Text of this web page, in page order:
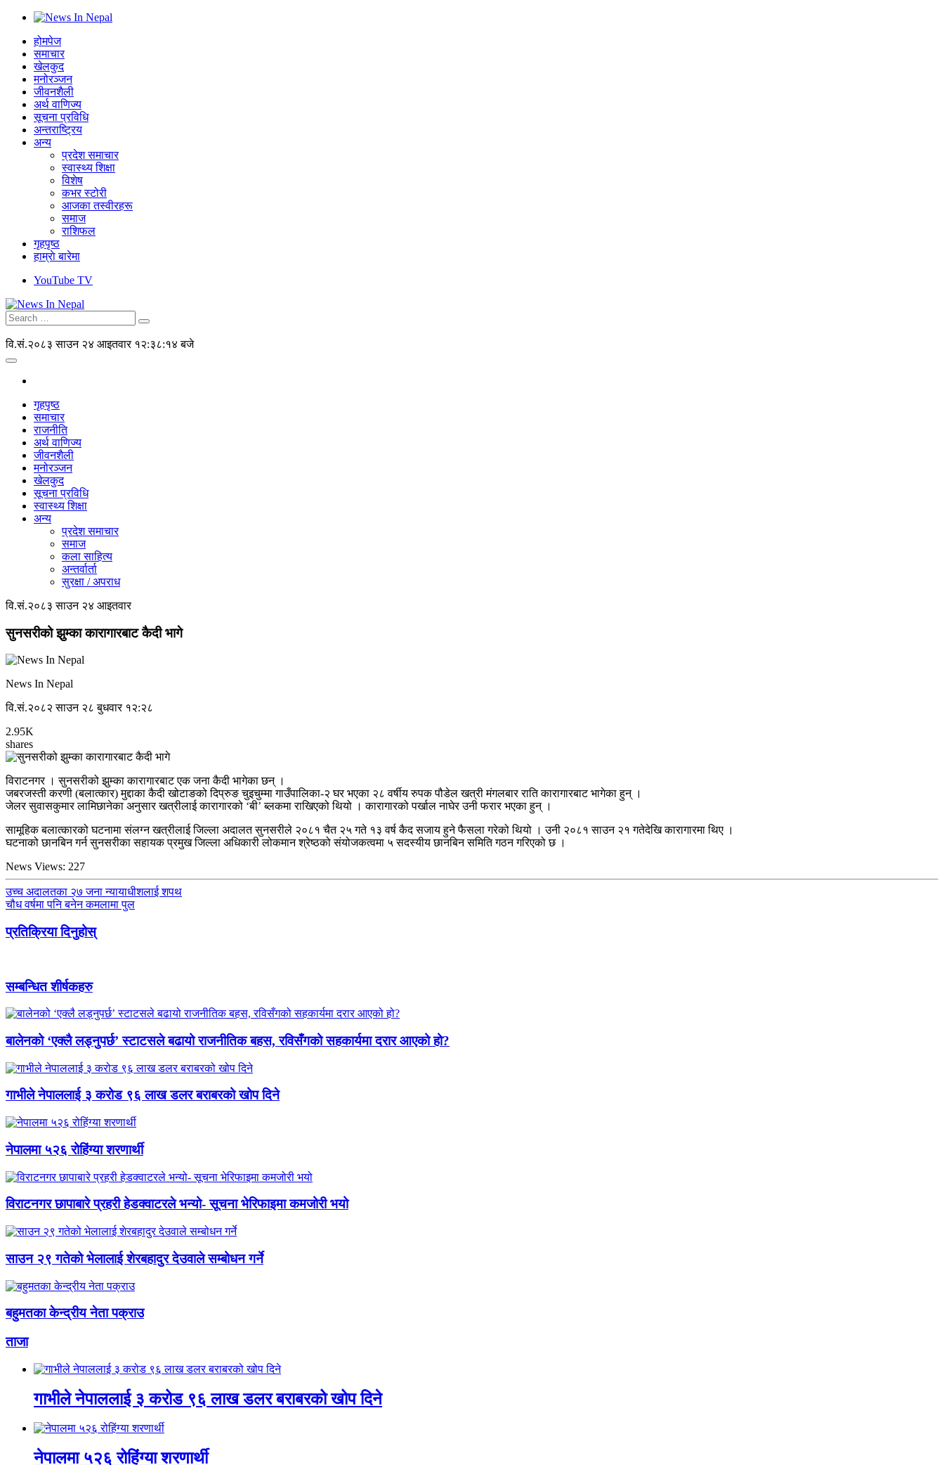
होमपेज
समाचार
खेलकुद
मनोरञ्जन
जीवनशैली
अर्थ वाणिज्य
सूचना प्रविधि
अन्तराष्ट्रिय
अन्य
प्रदेश समाचार
स्वास्थ्य शिक्षा
विशेष
कभर स्टोरी
आजका तस्वीरहरू
समाज
राशिफल
गृहपृष्ठ
हाम्राे बारेमा
YouTube TV
वि.सं.२०८३ साउन २४ आइतवार १२:३८:१४ बजे
गृहपृष्ठ
समाचार
राजनीति
अर्थ वाणिज्य
जीवनशैली
मनोरञ्जन
खेलकुद
सूचना प्रविधि
स्वास्थ्य शिक्षा
अन्य
प्रदेश समाचार
समाज
कला साहित्य
अन्तर्वार्ता
सुरक्षा / अपराध
वि.सं.२०८३ साउन २४ आइतवार
सुनसरीको झुम्का कारागारबाट कैदी भागे
News In Nepal
वि.सं.२०८२ साउन २८ बुधवार १२:२८
2.95K
shares
विराटनगर । सुनसरीको झुम्का कारागारबाट एक जना कैदी भागेका छन् ।
जबरजस्ती करणी (बलात्कार) मुद्दाका कैदी खोटाङको दिप्रुङ चुइचुम्मा गाउँपालिका-२ घर भएका २८ वर्षीय रुपक पौडेल खत्री मंगलबार राति कारागारबाट भागेका हुन् ।
जेलर सुवासकुमार लामिछानेका अनुसार खत्रीलाई कारागारको ‘बी’ ब्लकमा राखिएको थियो । कारागारको पर्खाल नाघेर उनी फरार भएका हुन् ।
सामूहिक बलात्कारको घटनामा संलग्न खत्रीलाई जिल्ला अदालत सुनसरीले २०८१ चैत २५ गते १३ वर्ष कैद सजाय हुने फैसला गरेको थियो । उनी २०८१ साउन २१ गतेदेखि कारागारमा थिए ।
घटनाको छानबिन गर्न सुनसरीका सहायक प्रमुख जिल्ला अधिकारी लोकमान श्रेष्ठको संयोजकत्वमा ५ सदस्यीय छानबिन समिति गठन गरिएको छ ।
News Views: 227
उच्च अदालतका २७ जना न्यायाधीशलाई शपथ
चौध वर्षमा पनि बनेन कमलामा पुल
प्रतिक्रिया दिनुहोस्
सम्बन्धित शीर्षकहरु
बालेनको ‘एक्लै लड्नुपर्छ’ स्टाटसले बढायो राजनीतिक बहस, रविसँगको सहकार्यमा दरार आएको हो?
गाभीले नेपाललाई ३ करोड ९६ लाख डलर बराबरको खोप दिने
नेपालमा ५२६ रोहिंग्या शरणार्थी
विराटनगर छापाबारे प्रहरी हेडक्वाटरले भन्यो- सूचना भेरिफाइमा कमजोरी भयो
साउन २९ गतेको भेलालाई शेरबहादुर देउवाले सम्बोधन गर्ने
बहुमतका केन्द्रीय नेता पक्राउ
ताजा
गाभीले नेपाललाई ३ करोड ९६ लाख डलर बराबरको खोप दिने
नेपालमा ५२६ रोहिंग्या शरणार्थी